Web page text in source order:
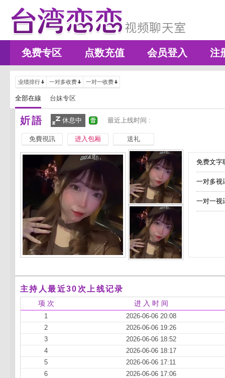
免费专区 点数充值 会员登入 注
业绩排行 一对多收费 一对一收费
全部在線 台妹专区
妡語 休息中 最近上线时间 :
免費視訊 进入包厢 送礼
免费文
一对多
一对一
主持人最近30次上线记录
项 次 进 入 时 间
1
2026-06-06 20:08
2
2026-06-06 19:26
3
2026-06-06 18:52
4
2026-06-06 18:17
5
2026-06-06 17:11
6
2026-06-06 17:06